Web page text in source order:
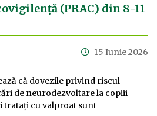
(PRAC) din 8-11
15 Iunie 2026
că dovezile privind riscul
de neurodezvoltare la copiii
tratați cu valproat sunt